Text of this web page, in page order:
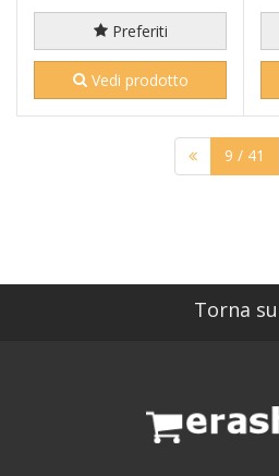
Preferiti
Vedi prodotto
9 / 41
Torna su